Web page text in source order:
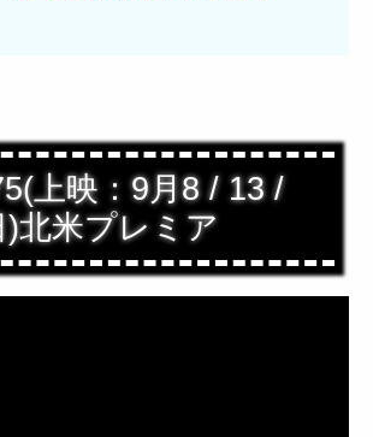
上映：9月8 / 13 /
北米プレミア